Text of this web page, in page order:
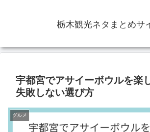
栃木観光ネタまとめサ
宇都宮でアサイーボウルを楽
失敗しない選び方
グルメ